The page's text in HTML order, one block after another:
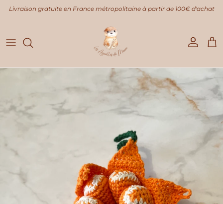
Aller au contenu
Livraison gratuite en France métropolitaine à partir de 100€ d'achat
Compte
Passer aux informations produits